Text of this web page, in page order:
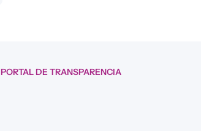
PORTAL DE TRANSPARENCIA